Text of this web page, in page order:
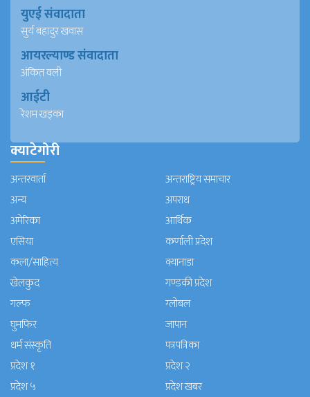
युएई संवादाता
सुर्य बहादुर खवास
आयरल्याण्ड संवादाता
अंकित वली
आईटी
रेशम खड्का
क्याटेगोरी
अन्तरवार्ता
अन्तराष्ट्रिय समाचार
अन्य
अपराध
अमेरिका
आर्थिक
एसिया
कर्णाली प्रदेश
कला/साहित्य
क्यानाडा
खेलकुद
गण्डकी प्रदेश
गल्फ
ग्लोबल
घुमफिर
जापान
धर्म संस्कृति
पत्रपत्रिका
प्रदेश १
प्रदेश २
प्रदेश ५
प्रदेश खबर